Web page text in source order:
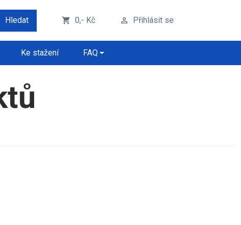
Hledat shopping_cart 0,- Kč perm_identity Přihlásit se
Ke stažení FAQ